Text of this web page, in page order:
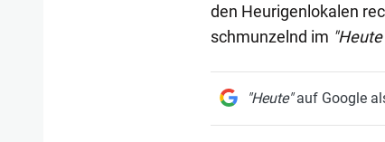
den Heurigenlokalen
schmunzelnd im
"Heute"auf Google